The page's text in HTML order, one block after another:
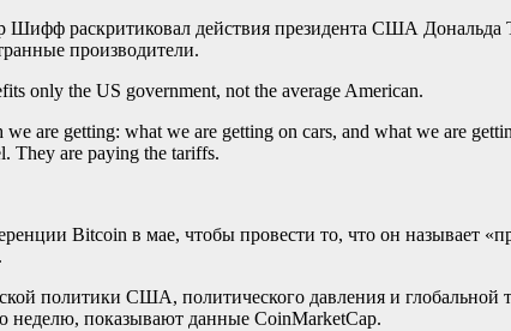
Шифф раскритиковал действия президента США Дональда
производители.
only the US government, not the average American.
are getting: what we are getting on cars, and what we are
They are paying the tariffs.
Bitcoin в мае, чтобы провести то, что он называет
политики США, политического давления и глобальной
неделю, показывают данные CoinMarketCap.